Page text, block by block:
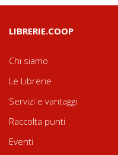
LIBRERIE.COOP
Chi siamo
Le Librerie
Servizi e vantaggi
Raccolta punti
Eventi